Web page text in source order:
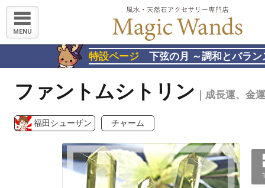
MENU
特設ページ 下弦の月 ～調和とバラン
ファントムシトリン ｜成長運、金
福田シューザン チャーム